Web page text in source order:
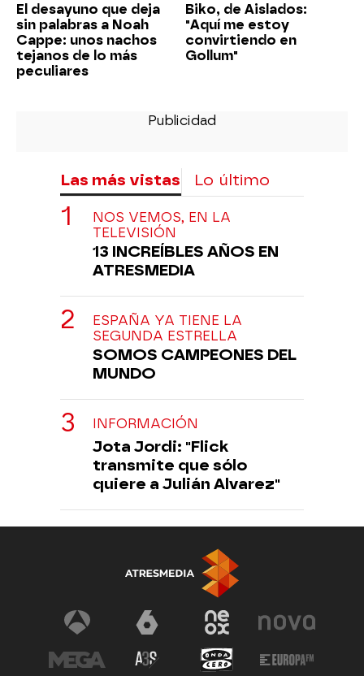
El desayuno que deja
sin palabras a Noah
Cappe: unos nachos
tejanos de lo más
peculiares
Biko, de Aislados:
"Aquí me estoy
convirtiendo en
Gollum"
Las más vistas Lo último
NOS VEMOS, EN LA
TELEVISIÓN
13 INCREÍBLES AÑOS EN
ATRESMEDIA
ESPAÑA YA TIENE LA
SEGUNDA ESTRELLA
SOMOS CAMPEONES DEL
MUNDO
INFORMACIÓN
Jota Jordi: "Flick
transmite que sólo
quiere a Julián Alvarez"